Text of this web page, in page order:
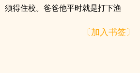
须得住校。爸爸他平时就是打下渔
〔加入书签〕